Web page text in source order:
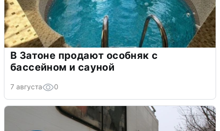
В Затоне продают особняк с
бассейном и сауной
7 августа 0